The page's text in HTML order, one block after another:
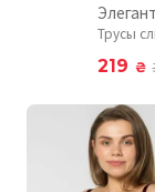
Трусы
219 ₴